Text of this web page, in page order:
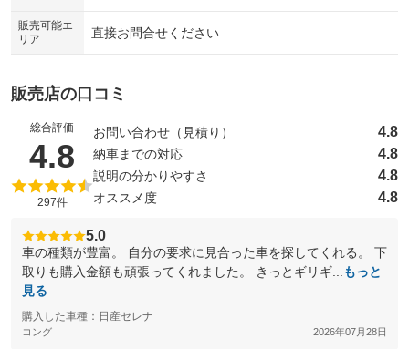
販売可能エ
リア
直接お問合せください
販売店の口コミ
総合評価
4.8 （5点満点中）
297件
お問い合わせ（見積り） 4.8
納車までの対応 4.8
説明の分かりやすさ 4.8
オススメ度 4.8
5.0
車の種類が豊富。 自分の要求に見合った車を探してくれる。 下
取りも購入金額も頑張ってくれました。 きっとギリギ...
もっと
見る
購入した車種：日産セレナ
コング 2026年07月28日